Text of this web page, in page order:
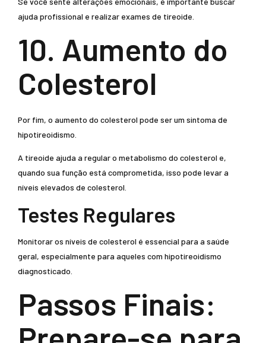
ajuda profissional e realizar exames de tireoide.
10. Aumento do
Colesterol
Por fim, o aumento do colesterol pode ser um sintoma de
hipotireoidismo.
A tireoide ajuda a regular o metabolismo do colesterol e,
quando sua função está comprometida, isso pode levar a
níveis elevados de colesterol.
Testes Regulares
Monitorar os níveis de colesterol é essencial para a saúde
geral, especialmente para aqueles com hipotireoidismo
diagnosticado.
Passos Finais: